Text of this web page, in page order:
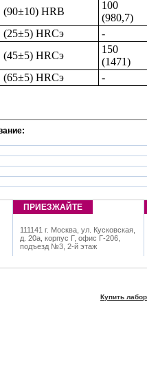
НRB
100
(980,7)
НRCэ
-
НRCэ
150
(1471)
НRCэ
-
ПРИЕЗЖАЙТЕ
111141 г. Москва, ул. Кусковская,
д. 20а, корпус Г, офис Г-206,
подъезд №3, 2-й этаж
Купить